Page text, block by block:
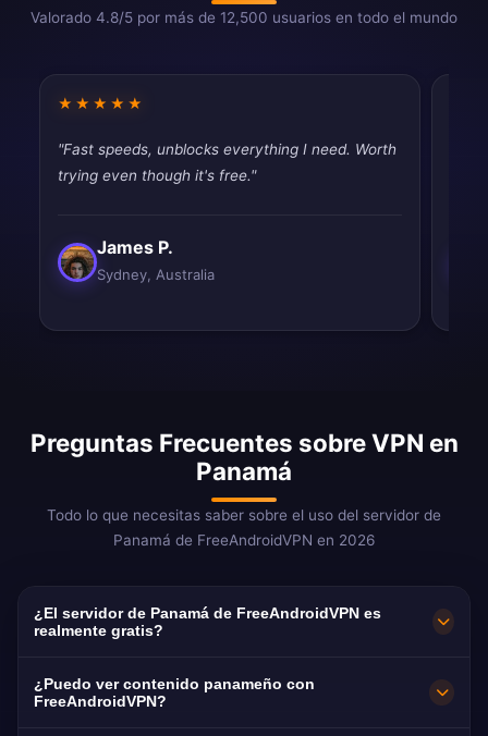
Valorado 4.8/5 por más de 12,500 usuarios en todo el mundo
★★★★★
"Fast speeds, unblocks everything I need. Worth
trying even though it's free."
James P.
Sydney, Australia
Preguntas Frecuentes sobre VPN en
Panamá
Todo lo que necesitas saber sobre el uso del servidor de
Panamá de FreeAndroidVPN en 2026
¿El servidor de Panamá de FreeAndroidVPN es
realmente gratis?
es 100% gratis. Panamá es una jurisdicción
¿Puedo ver contenido panameño con
FreeAndroidVPN?